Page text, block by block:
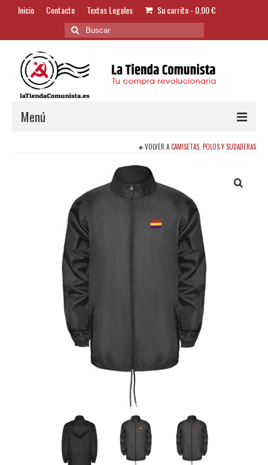
Inicio Contacto Textos Legales Su carrito- 0,00€
Buscar
por:
Menú
Textil y Accesorios
Ofertas y lotes descuento
VOLVER ACAMISETAS, POLOS Y SUDADERAS